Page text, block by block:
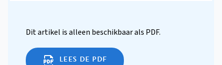
Dit artikel is alleen beschikbaar als PDF.
LEES DE PDF